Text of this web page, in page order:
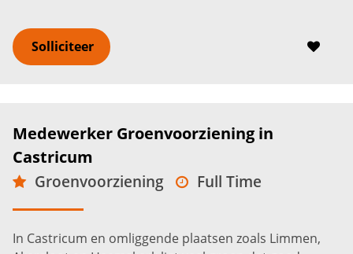
Solliciteer
Medewerker Groenvoorziening in
Castricum
Groenvoorziening
Full Time
MBO
In Castricum en omliggende plaatsen zoals Limmen,